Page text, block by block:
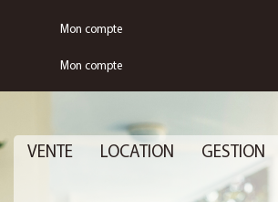
Mon compte
Mon compte
VENTE LOCATION GESTION